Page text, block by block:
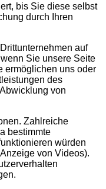
bis Sie diese selbst
durch Ihren
auf
Sie unsere Seite
ermöglichen uns oder
des
von
Zahlreiche
bestimmte
würden
von Videos).